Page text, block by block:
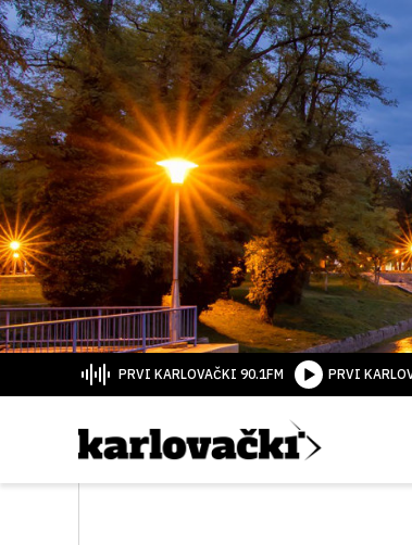
PRVI KARLOVAČKI 90.1FM PRVI